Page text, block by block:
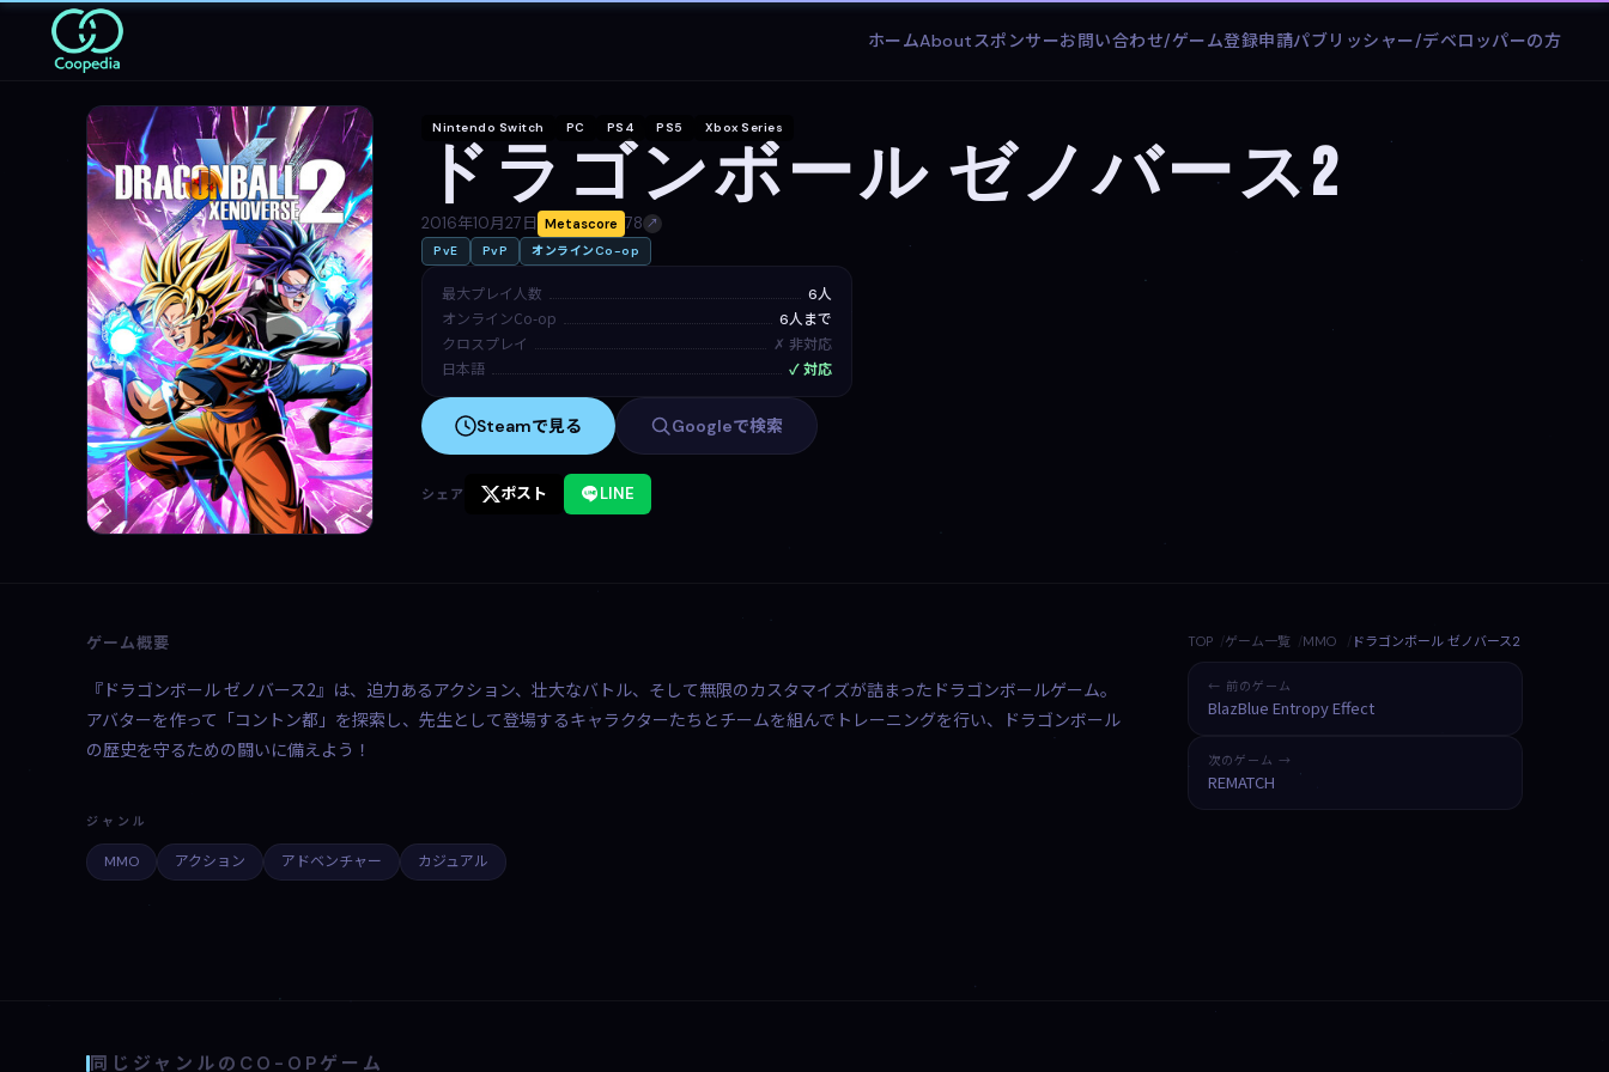
ホームAboutスポンサーお問い合わせ/ゲーム登録申請パブリッシャー/デベロッパーの方
Nintendo Switch PC PS4 PS5 Xbox Series
ドラゴンボール ゼノバース2
2016年10月27日 Metascore 78 ↗
PvE
PvP オンラインCo-op
最大プレイ人数 6人
オンラインCo-op 6人まで
クロスプレイ ✗ 非対応
日本語 ✓ 対応
Steamで見る Googleで検索
シェア ポスト LINE
ゲーム概要
『ドラゴンボール ゼノバース2』は、迫力あるアクション、壮大なバトル、そして無限のカスタマイズが詰まったドラゴンボールゲーム。
アバターを作って「コントン都」を探索し、先生として登場するキャラクターたちとチームを組んでトレーニングを行い、ドラゴンボール
の歴史を守るための闘いに備えよう！
ジャンル
MMO アクション アドベンチャー カジュアル
TOP ゲーム一覧 MMO ドラゴンボール ゼノバース2
← 前のゲーム
BlazBlue Entropy Effect
次のゲーム →
REMATCH
同じジャンルのCO-OPゲーム